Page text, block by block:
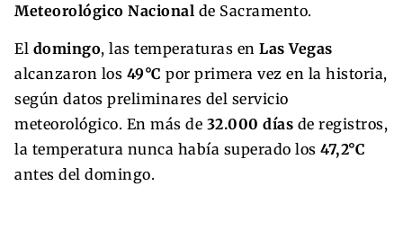
Meteorológico Nacional de Sacramento.
El domingo, las temperaturas en Las Vegas
alcanzaron los 49°C por primera vez en la historia,
según datos preliminares del servicio
meteorológico. En más de 32.000 días de registros,
la temperatura nunca había superado los 47,2°C
antes del domingo.